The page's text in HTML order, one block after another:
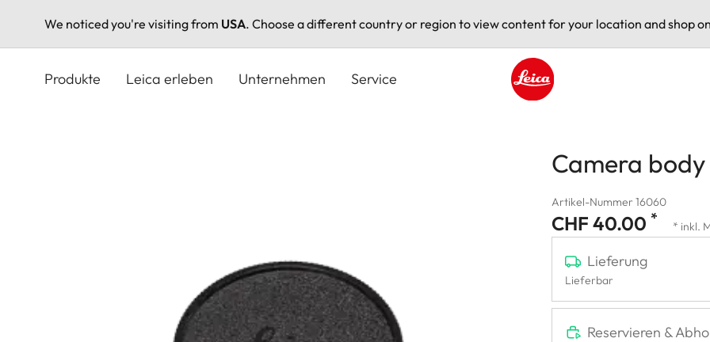
We noticed you're visiting from USA. Choose a different country or region to view content for your location and shop
Produkte Leica erleben Unternehmen Service
Camera
Artikel-Nummer 16060
CHF 40.00 * * inkl.
Lieferung
Lieferbar
Reservieren &